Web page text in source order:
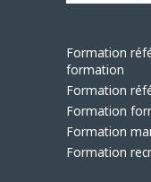
Formation
formation
Formation
Formation
Formation
Formation